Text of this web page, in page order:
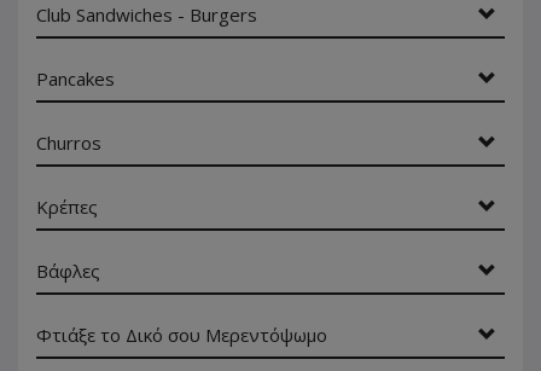
Club Sandwiches - Burgers
Pancakes
Churros
Κρέπες
Βάφλες
Φτιάξε το Δικό σου Μερεντόψωμο